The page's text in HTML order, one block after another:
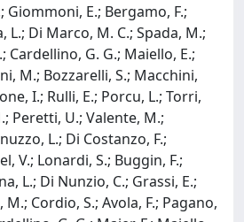
Giommoni, E.; Bergamo, F.;
L.; Di Marco, M. C.; Spada, M.;
Cardellino, G. G.; Maiello, E.;
M.; Bozzarelli, S.; Macchini,
I.; Rulli, E.; Porcu, L.; Torri,
Peretti, U.; Valente, M.;
L.; Di Costanzo, F.;
V.; Lonardi, S.; Buggin, F.;
L.; Di Nunzio, C.; Grassi, E.;
Cordio, S.; Avola, F.; Pagano,